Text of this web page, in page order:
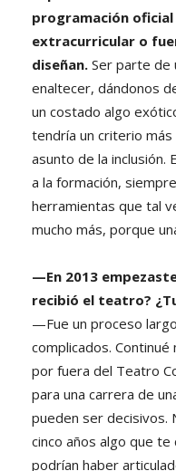
programación
extracurricular o
diseñan. Ser parte de
enaltecer, dándonos
un costado algo
tendría un criterio
asunto de la inclusión.
a la formación,
herramientas que tal
mucho más, porque
—En 2013
recibió el teatro?
—Fue un proceso
complicados.
por fuera del Teatro
para una carrera de
pueden ser decisivos.
cinco años algo que
podrían haber